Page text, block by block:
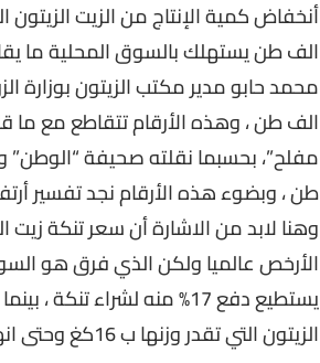
الف طن ، وهذه الأرقام تتقاطع مع ما
الأرخص عالميا ولكن الذي فرق هو
يستطيع دفع 17% منه
الزيتون التي تقدر وزنها ب 16كغ وحتى انها لا تكفي سوي الى ثلثين منها.